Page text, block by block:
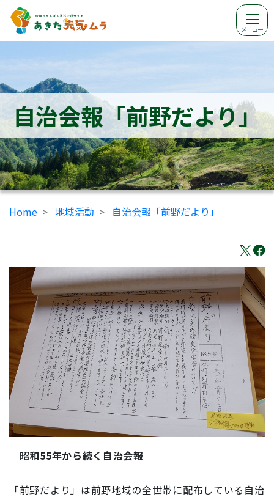
メニュー
自治会報「前野だより」
Home 地域活動 自治会報「前野だより」
昭和55年から続く自治会報
「前野だより」は前野地域の全世帯に配布している自治